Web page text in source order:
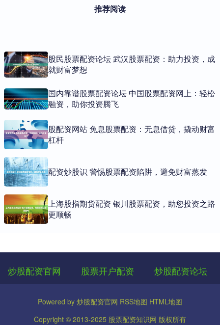
推荐阅读
股民股票配资论坛 武汉股票配资：助力投资，成
就财富梦想
国内靠谱股票配资论坛 中国股票配资网上：轻松
融资，助你投资腾飞
股配资网站 免息股票配资：无息借贷，撬动财富
杠杆
配资炒股识 警惕股票配资陷阱，避免财富蒸发
上海股指期货配资 银川股票配资，助您投资之路
更顺畅
炒股配资官网 股票开户配资 炒股配资论坛
Powered by 炒股配资官网 RSS地图 HTML地图
Copyright © 2013-2025 股票配资知识网 版权所有